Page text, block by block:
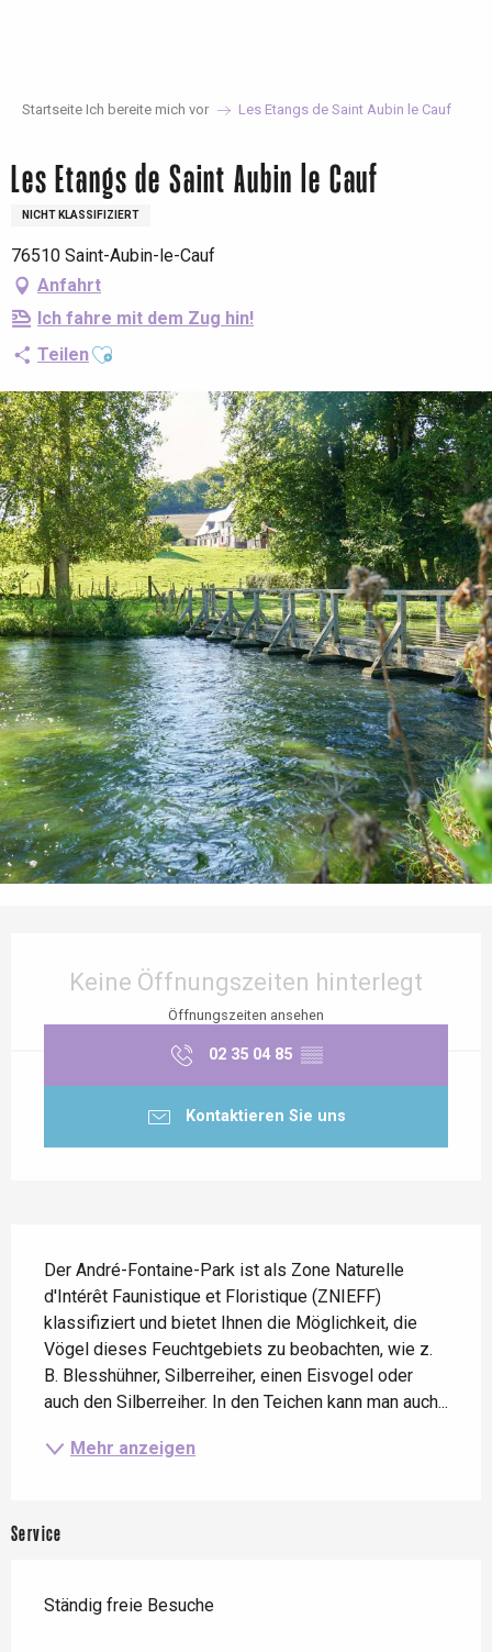
Startseite Ich bereite mich vor Les Etangs de Saint Aubin le Cauf
Les Etangs de Saint Aubin le Cauf
NICHT KLASSIFIZIERT
76510 Saint-Aubin-le-Cauf
Anfahrt
Ich fahre mit dem Zug hin!
TeilenAjouter aux favoris
Keine Öffnungszeiten hinterlegt
Öffnungszeiten ansehen
02 35 04 85 ▒▒
Kontaktieren Sie uns
Der André-Fontaine-Park ist als Zone Naturelle
d'Intérêt Faunistique et Floristique (ZNIEFF)
klassifiziert und bietet Ihnen die Möglichkeit, die
Vögel dieses Feuchtgebiets zu beobachten, wie z.
B. Blesshühner, Silberreiher, einen Eisvogel oder
auch den Silberreiher. In den Teichen kann man auch...
Mehr anzeigen
Service
Ständig freie Besuche